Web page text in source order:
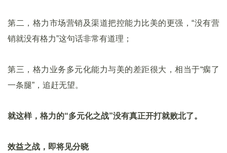
第二，格力市场营销及渠道把控能力比美的更强，“没有营
销就没有格力”这句话非常有道理；
第三，格力业务多元化能力与美的差距很大，相当于“瘸了
一条腿”，追赶无望。
就这样，格力的“多元化之战”没有真正开打就败北了。
效益之战，即将见分晓